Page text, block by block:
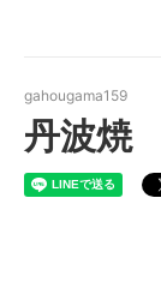
gahougama159
丹波焼